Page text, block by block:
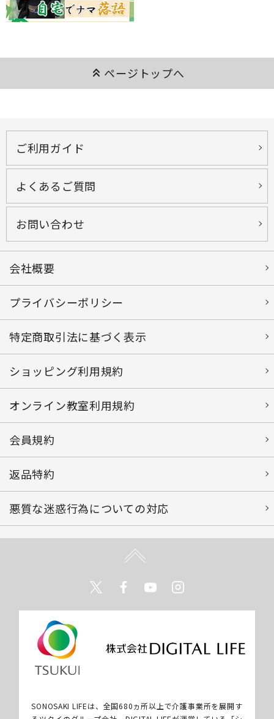
keyboard_double_arrow_up ページトップへ
ご利用ガイド
よくあるご質問
お問い合わせ
会社概要
プライバシーポリシー
特定商取引法に基づく表示
ショッピング利用規約
オンライン教室利用規約
会員規約
返品特約
悪質な迷惑行為についての対応
TwitterFacebookYoutube
SONOSAKI LIFEは、全国680ヵ所以上で介護事業所を展開す